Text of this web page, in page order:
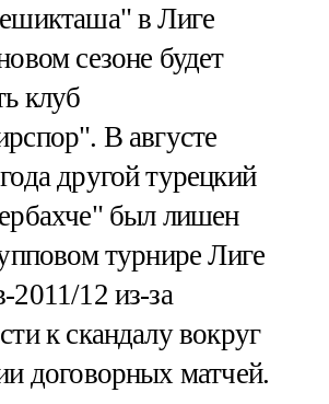
в Лиге
сезоне будет
клуб
В августе
другой турецкий
был лишен
турнире Лиге
2011/12 из-за
к скандалу вокруг
договорных матчей.